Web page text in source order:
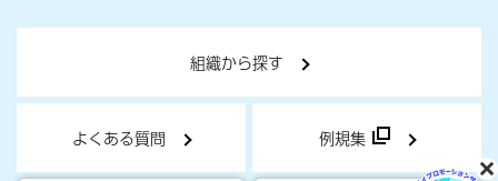
組織から探す
よくある質問 例規集